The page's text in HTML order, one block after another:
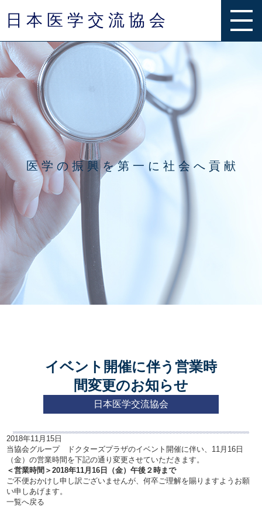
日 本 医 学 交 流 協 会
事業内容
グループ一覧
お知らせ
プライバシーポリシー
医 学 の 振 興 を 第 一 に 社 会 へ 貢 献
イベント開催に伴う営業時
間変更のお知らせ
日本医学交流協会
2018年11月15日
当協会グループ ドクターズプラザのイベント開催に伴い、11月16日
（金）の営業時間を下記の通り変更させていただきます。
＜営業時間＞2018年11月16日（金）午後２時まで
ご不便おかけし申し訳ございませんが、何卒ご理解を賜りますようお願
い申しあげます。
一覧へ戻る